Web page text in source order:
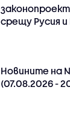
законопроект
срещу Русия и
Новините на
(07.08.2026 -